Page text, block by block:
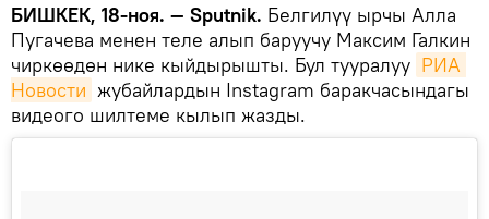
БИШКЕК, 18-ноя. — Sputnik. Белгилүү ырчы Алла
Пугачева менен теле алып баруучу Максим Галкин
чиркөөдөн нике кыйдырышты. Бул тууралуу РИА
Новости жубайлардын Instagram баракчасындагы
видеого шилтеме кылып жазды.